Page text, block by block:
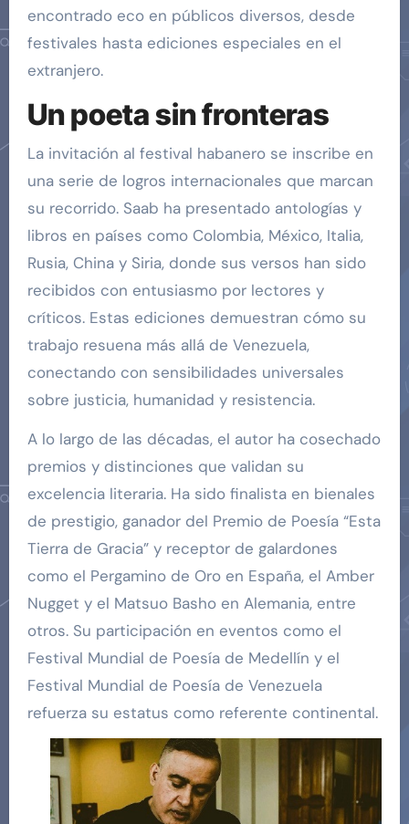
encontrado eco en públicos diversos, desde
festivales hasta ediciones especiales en el
extranjero.
Un poeta sin fronteras
La invitación al festival habanero se inscribe en
una serie de logros internacionales que marcan
su recorrido. Saab ha presentado antologías y
libros en países como Colombia, México, Italia,
Rusia, China y Siria, donde sus versos han sido
recibidos con entusiasmo por lectores y
críticos. Estas ediciones demuestran cómo su
trabajo resuena más allá de Venezuela,
conectando con sensibilidades universales
sobre justicia, humanidad y resistencia.
A lo largo de las décadas, el autor ha cosechado
premios y distinciones que validan su
excelencia literaria. Ha sido finalista en bienales
de prestigio, ganador del Premio de Poesía “Esta
Tierra de Gracia” y receptor de galardones
como el Pergamino de Oro en España, el Amber
Nugget y el Matsuo Basho en Alemania, entre
otros. Su participación en eventos como el
Festival Mundial de Poesía de Medellín y el
Festival Mundial de Poesía de Venezuela
refuerza su estatus como referente continental.